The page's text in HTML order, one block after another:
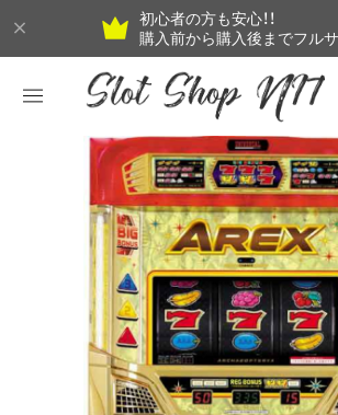
初心者の方も安心！！
購入前から購入後までフルサ